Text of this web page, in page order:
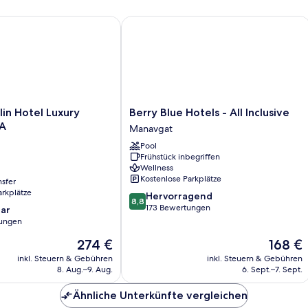
Hotel Luxury
Der
Preis
beträgt
274 €
inkl. Steuern & Gebühren
8. Aug.–9. Aug.
Luxury Resort & SPA
Berry
Blue
Hotels
-
All
Inclusive
Manavgat
Berry Blue Hotels - All Inclusive
Manavgat
Pool
Frühstück inbegriffen
Wellness
Kostenlose Parkplätze
8.8
von
8,8 Hervorragend
173 Bewertungen
Der
Preis
beträgt
168 €
inkl. Steuern & Gebühren
6. Sept.–7. Sept.
Berry Blue Hotels - All Inclusive
Ähnliche Unterkünfte vergleichen